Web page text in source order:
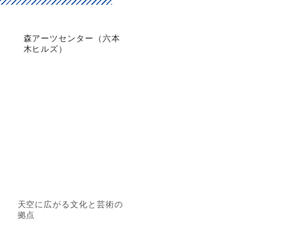
森アーツセンター（六本
木ヒルズ）
天空に広がる文化と芸術の
拠点